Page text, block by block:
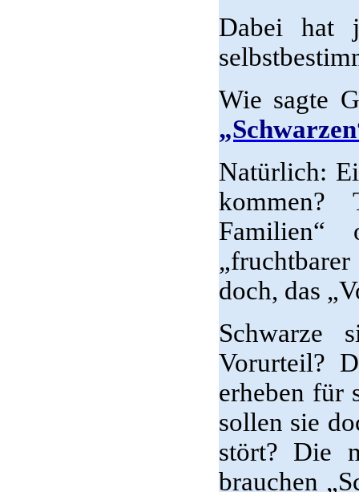
Dabei hat
Wie sagte
Natürlich:
kommen?
doch, das
Schwarze
Vorurteil?
erheben für
sollen sie
stört? Die
brauchen